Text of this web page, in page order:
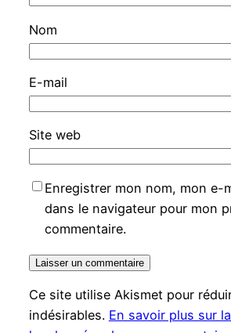
Nom
E-mail
Site web
Enregistrer mon nom, mon e-
dans le navigateur pour mon
commentaire.
Ce site utilise Akismet pour
indésirables. En savoir plus sur